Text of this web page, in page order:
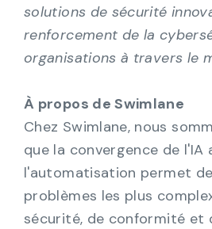
solutions de sécurité
renforcement de la
organisations à travers le
À propos de Swimlane
Chez Swimlane, nous
que la convergence de l'IA
l'automatisation permet
problèmes les plus
sécurité, de conformité et